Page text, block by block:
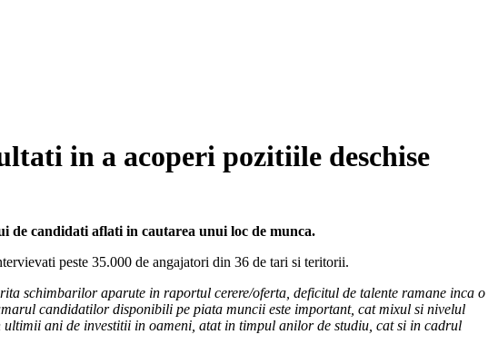
in a acoperi pozitiile deschise
candidati aflati in cautarea unui loc de munca.
peste 35.000 de angajatori din 36 de tari si teritorii.
schimbarilor aparute in raportul cerere/oferta, deficitul de talente ramane inca o
candidatilor disponibili pe piata muncii este important, cat mixul si nivelul
ani de investitii in oameni, atat in timpul anilor de studiu, cat si in cadrul